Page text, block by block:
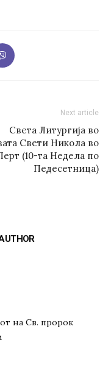
Next article
Света Литургија во
Свети Никола во
(10-та Недела по
Педесетница)
на Св. пророк